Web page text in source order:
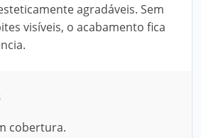
agradáveis. Sem
visíveis, o acabamento fica
cobertura.